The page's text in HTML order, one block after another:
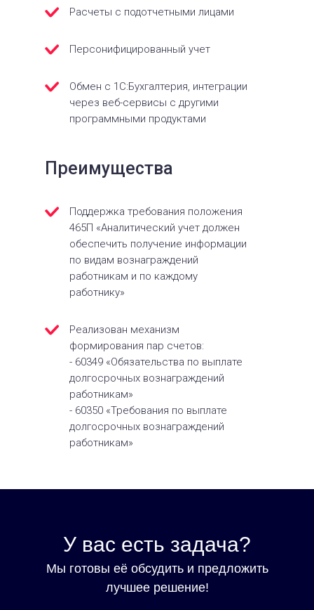
Расчеты с подотчетными лицами
Персонифицированный учет
Преимущества
Обмен с 1С:Бухгалтерия, интеграции
через веб-сервисы с другими
программными продуктами
Реализован механизм
формирования пар счетов:
- 60349 «Обязательства по выплате
долгосрочных вознаграждений
работникам»
- 60350 «Требования по выплате
долгосрочных вознаграждений
работникам»
Поддержка требования положения
465П «Аналитический учет должен
обеспечить получение информации
по видам вознаграждений
работникам и по каждому
работнику»
У вас есть задача?
Мы готовы её обсудить и предложить
лучшее решение!